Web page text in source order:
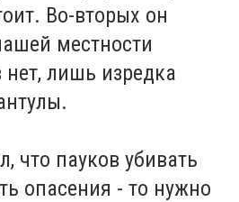
Во-вторых он
местности
лишь изредка
что пауков убивать
опасения - то нужно